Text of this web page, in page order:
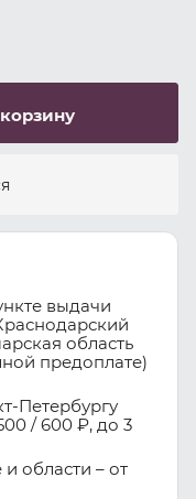
выдачи
область
предоплате)
Петербургу
/ 600 ₽, до 3
области – от